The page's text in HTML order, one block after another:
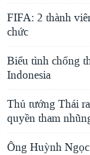
FIFA: 2 thành
chức
Biểu tình chống
Indonesia
Thủ tướng Thái
quyền tham
Ông Huỳnh